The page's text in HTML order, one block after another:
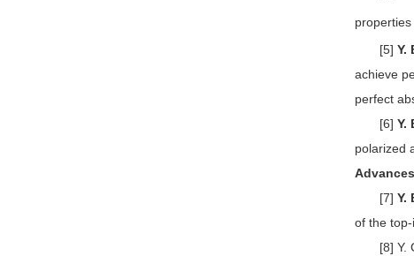
[5] Y.
achieve
perfect
[6] Y.
polarized
Advances
[7] Y.
of the
[8] Y.